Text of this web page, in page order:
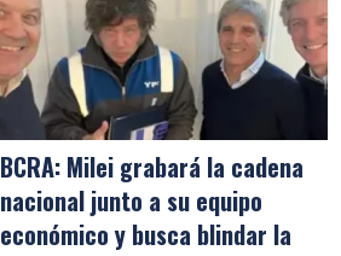
BCRA: Milei grabará la cadena
nacional junto a su equipo
económico y busca blindar la